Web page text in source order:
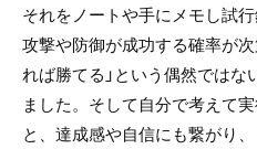
それをノートや手にメモし試
攻撃や防御が成功する確率が
れば勝てる」という偶然では
ました。そして自分で考えて
と、達成感や自信にも繋がり